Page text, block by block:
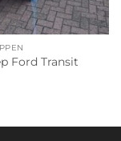
Ford Transit